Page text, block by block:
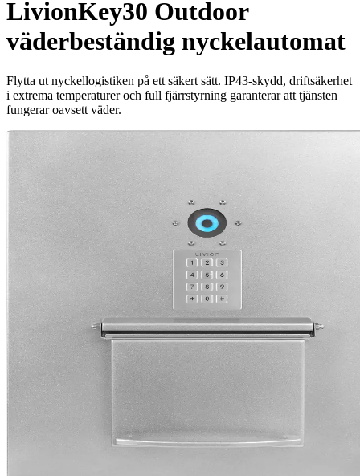
LivionKey30 Outdoor
väderbeständig nyckelautomat
Flytta ut nyckellogistiken på ett säkert sätt. IP43-skydd, driftsäkerhet
i extrema temperaturer och full fjärrstyrning garanterar att tjänsten
fungerar oavsett väder.